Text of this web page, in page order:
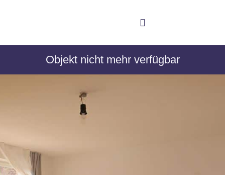
Objekt nicht mehr verfügbar